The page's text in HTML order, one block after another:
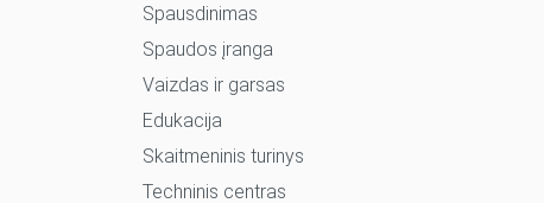
Spausdinimas
Spaudos įranga
Vaizdas ir garsas
Edukacija
Skaitmeninis turinys
Techninis centras